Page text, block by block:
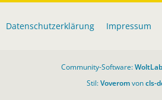
Datenschutzerklärung Impressum
Community-Software:
Stil:Voveromvoncls-